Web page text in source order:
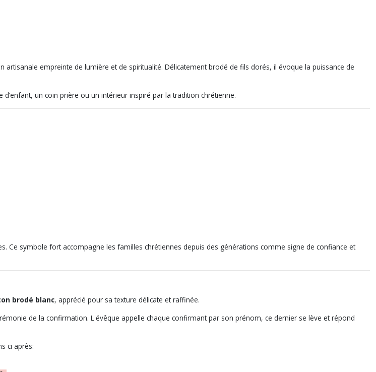
artisanale empreinte de lumière et de spiritualité. Délicatement brodé de fils dorés, il évoque la puissance de
un coin prière ou un intérieur inspiré par la tradition chrétienne.
symbole fort accompagne les familles chrétiennes depuis des générations comme signe de confiance et
brodé blanc, apprécié pour sa texture délicate et raffinée.
de la confirmation. L'évêque appelle chaque confirmant par son prénom, ce dernier se lève et répond
ci après: